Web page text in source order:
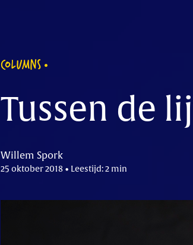
COLUMNS
Tussen de
Willem Spork
25 oktober 2018 • Leestijd: 2 min